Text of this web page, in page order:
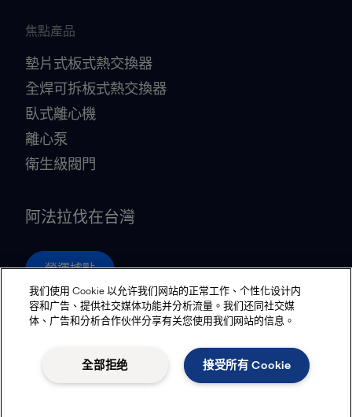
焦點產品
墊片式板式熱交換器
全焊可拆板式熱交換器
臥式離心機
離心泵
衛生級閥門
阿法拉伐在台灣
營運據點
追蹤
Legal terms and conditions
我们使用 Cookie 以允许我们网站的正常工作、个性化设计内
容和广告、提供社交媒体功能并分析流量。我们还同社交媒
体、广告和分析合作伙伴分享有关您使用我们网站的信息。
接受所有 Cookie
全部拒绝